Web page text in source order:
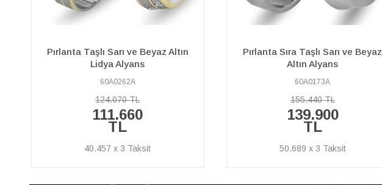
Pırlanta Sıra Taşlı Sarı ve Beyaz
Altın Alyans
60A0173A
155.440 TL
139.900
TL
50.689 x 3
Pırlanta Sıra Taşlı Sarı ve Beyaz
Altın Freya Alyans
61A0034A
122.510 TL
110.260
TL
39.949 x 3